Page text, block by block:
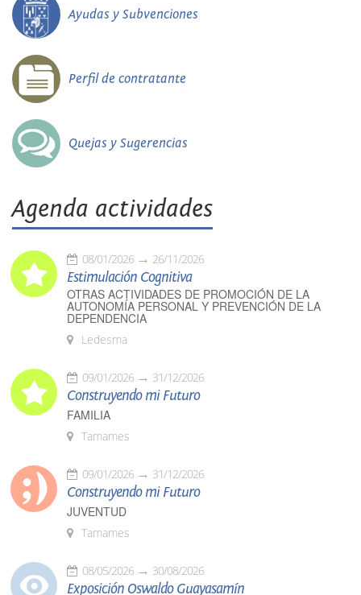
Ayudas y Subvenciones
Perfil de contratante
Quejas y Sugerencias
Agenda actividades
08/01/2026 26/11/2026
Estimulación Cognitiva
OTRAS ACTIVIDADES DE PROMOCIÓN DE LA
AUTONOMÍA PERSONAL Y PREVENCIÓN DE LA
DEPENDENCIA
Ledesma
09/01/2026 31/12/2026
Construyendo mi Futuro
FAMILIA
Tamames
09/01/2026 31/12/2026
Construyendo mi Futuro
JUVENTUD
Tamames
08/05/2026 30/08/2026
Exposición Oswaldo Guayasamín